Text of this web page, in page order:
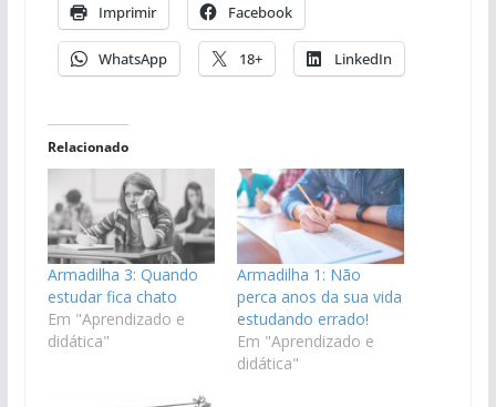
Imprimir Facebook
WhatsApp 18+ LinkedIn
Relacionado
Armadilha 3: Quando
estudar fica chato
Em "Aprendizado e
didática"
Armadilha 1: Não
perca anos da sua vida
estudando errado!
Em "Aprendizado e
didática"